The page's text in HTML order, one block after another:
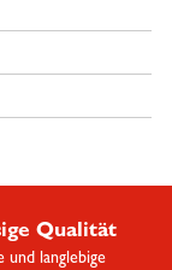
Qualität
und langlebige